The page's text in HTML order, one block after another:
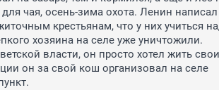
чая, осень-зима охота. Ленин
крестьянам, что у них учиться
хозяина на селе уже уничтожили.
власти, он просто хотел жить
он за свой кош организовал на селе